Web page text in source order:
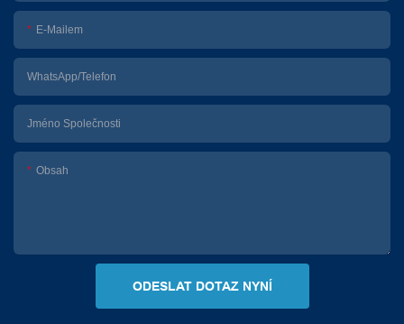
E-Mailem
WhatsApp/telefon
Jméno Společnosti
Obsah
ODESLAT DOTAZ NYNÍ